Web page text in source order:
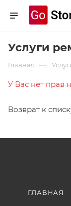
Услуги
Главная —
У Вас нет прав
Возврат к
ГЛАВНАЯ